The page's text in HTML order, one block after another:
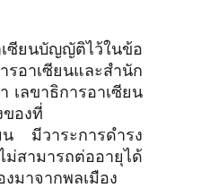
นบัญญัติไว้ในข้อ
อาเซียนและสำนัก
เลขาธิการอาเซียน
องที่
น มีวาระการดำรง
สามารถต่ออายุได้
งมาจากพลเมือง